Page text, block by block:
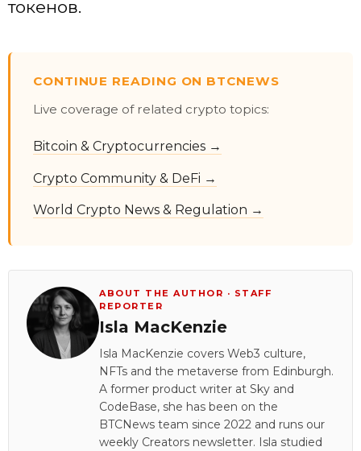
токенов.
CONTINUE READING ON BTCNEWS
Live coverage of related crypto topics:
Bitcoin & Cryptocurrencies →
Crypto Community & DeFi →
World Crypto News & Regulation →
ABOUT THE AUTHOR · STAFF
REPORTER
Isla MacKenzie
Isla MacKenzie covers Web3 culture,
NFTs and the metaverse from Edinburgh.
A former product writer at Sky and
CodeBase, she has been on the
BTCNews team since 2022 and runs our
weekly Creators newsletter. Isla studied